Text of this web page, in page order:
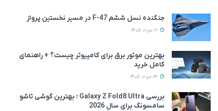
جنگنده نسل ششم F-47 در مسیر نخستین پرواز
بهترین موتور برق برای کامپیوتر چیست؟ + راهنمای
کامل خرید
بررسی Galaxy Z Fold8 Ultra ؛ بهترین گوشی تاشو
سامسونگ برای سال 2026